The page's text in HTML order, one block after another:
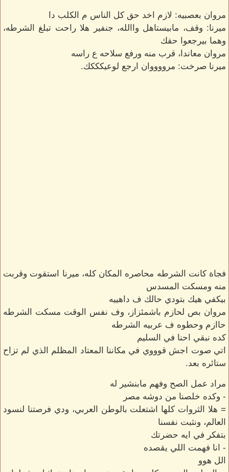
مروان بعصبيه: لازم اخد حق كل الناس م الكلب دا
ميرنا: وقف، مابيستاهل واالله، جنفير هلا راحت تبلغ الشرطه،
وهما بيرجعوا حقك
مروان معاندا، قرب منه ورفع سلاحه ع راسه
ميرنا صرخت: مرووووان ارجع لوعيكككك.
فجاة كانت الشرطه محاصره المكان كله، ميرنا استقوت وقربت
منه ومسكت المسدس
بيكفي هيك بتودي حالك ف داهييه
مروان بص لحازم باشمئزاز، وف نفس الوقت مسكت الشرطه
حاازم وحطوه ف عربيه الشرطه
كده نبقي احنا في السليم
اتي صوت اجش قوووي في مكاننا المعتاد المظلم الذي لم تزاح
ستائره بعد.
مراد عمل الصح وفهم مابنشير له
- وكده خلصنا من دوشه مصر
= هلا الثروات كلها اشتعلت بالوطن العربي، ودي فرصتنا لنسود
العالم، ونثبت نفسنا
بتفكر في ايه حضرتك
- انا فهمت اللي يقصده
الل هوو